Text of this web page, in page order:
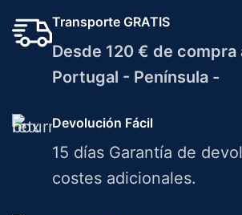
Transporte GRATIS
Desde 120 € de compra
Portugal - Península -
Devolución Fácil
15 días Garantía de
costes adicionales.